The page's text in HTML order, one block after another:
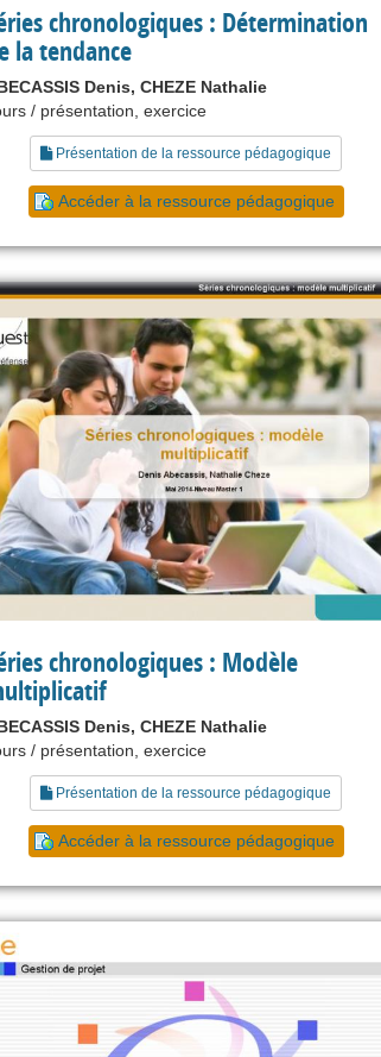
chronologiques : Détermination
la tendance
Denis, CHEZE Nathalie
/ présentation, exercice
Présentation de la ressource pédagogique
Accéder à la ressource pédagogique
chronologiques : Modèle
Denis, CHEZE Nathalie
/ présentation, exercice
Présentation de la ressource pédagogique
Accéder à la ressource pédagogique